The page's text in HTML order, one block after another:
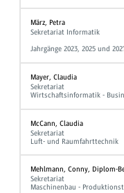
März, Petra
Sekretariat Informatik
Jahrgänge 2023, 2025 und
Mayer, Claudia
Sekretariat
Wirtschaftsinformatik -
McCann, Claudia
Sekretariat
Luft- und Raumfahrttechnik
Mehlmann, Conny, Diplom-
Sekretariat
Maschinenbau -